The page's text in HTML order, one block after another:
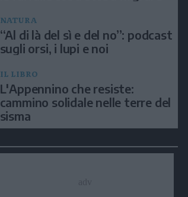
NATURA
“Al di là del sì e del no”: podcast
sugli orsi, i lupi e noi
IL LIBRO
L'Appennino che resiste:
cammino solidale nelle terre del
sisma